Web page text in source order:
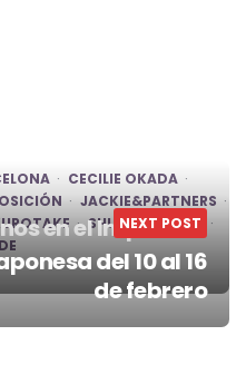
CECILIE OKADA
JACKIE&PARTNERS
SHUSAKU AKITA
en el Imperio
NEXT POST
del 10 al 16
de febrero